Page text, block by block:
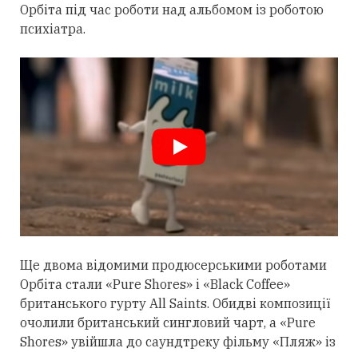
Орбіта під час роботи над альбомом із роботою
психіатра.
Ще двома відомими продюсерськими роботами
Орбіта стали «Pure Shores» і «Black Coffee»
британського гурту All Saints. Обидві композиції
очолили британський сингловий чарт, а «Pure
Shores» увійшла до саундтреку фільму «Пляж» із